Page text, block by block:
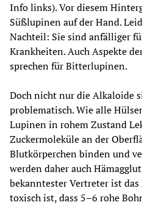
Info links). Vor diesem
Süßlupinen auf der Hand.
Nachteil: Sie sind anfälliger
Krankheiten. Auch Aspekte
sprechen für Bitterlupinen.
Doch nicht nur die Alkaloide
problematisch. Wie alle
Lupinen in rohem Zustand
Zuckermoleküle an der
Blutkörperchen binden und
werden daher auch
bekanntester Vertreter ist
toxisch ist, dass 5–6 rohe